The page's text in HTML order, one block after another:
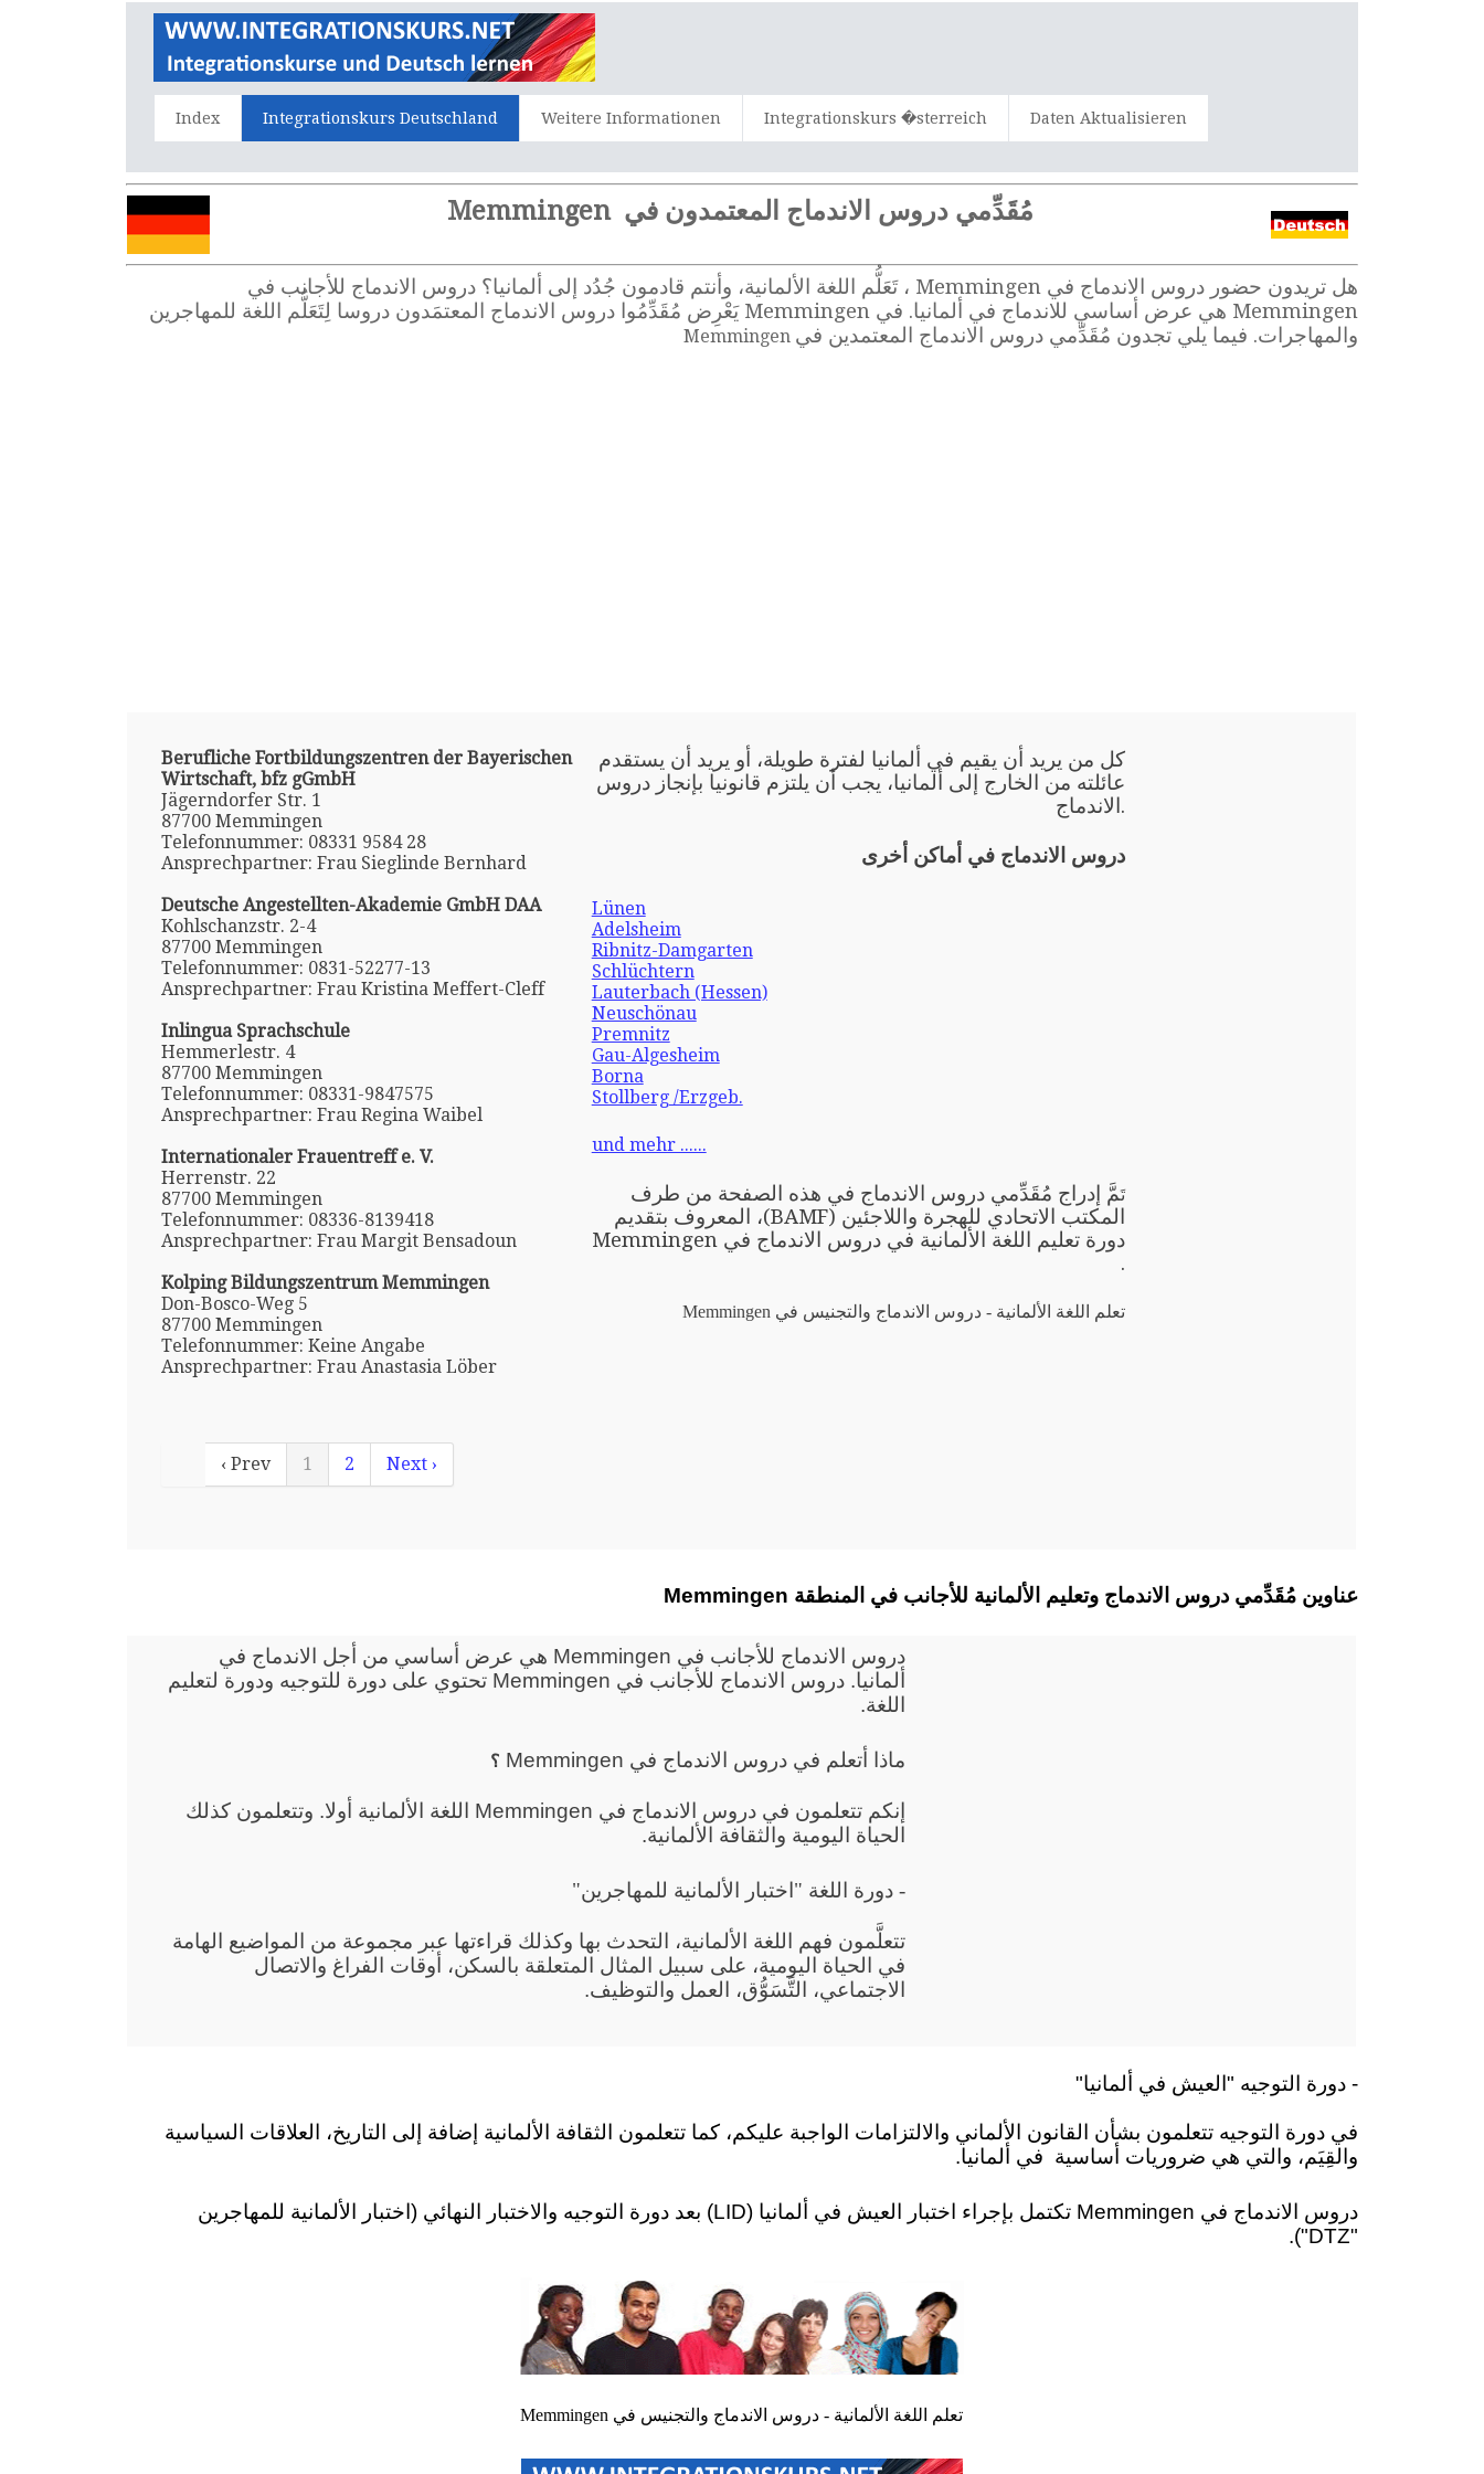
Index Integrationskurs Deutschland Weitere Informationen Integrationskurs �sterreich Daten Aktualisieren
مُقَدِّمي دروس الاندماج المعتمدون في Memmingen
هل تريدون حضور دروس الاندماج في Memmingen ، تَعَلُّم اللغة الألمانية، وأنتم قادمون جُدُد إلى ألمانيا؟ دروس الاندماج للأجانب في
Memmingen هي عرض أساسي للاندماج في ألمانيا. في Memmingen يَعْرِض مُقَدِّمُوا دروس الاندماج المعتمَدون دروسا لِتَعَلُّم اللغة للمهاجرين
والمهاجرات. فيما يلي تجدون مُقَدِّمي دروس الاندماج المعتمدين في Memmingen
Berufliche Fortbildungszentren der Bayerischen
Wirtschaft, bfz gGmbH
Jägerndorfer Str. 1
87700 Memmingen
Telefonnummer: 08331 9584 28
Ansprechpartner: Frau Sieglinde Bernhard
Deutsche Angestellten-Akademie GmbH DAA
Kohlschanzstr. 2-4
87700 Memmingen
Telefonnummer: 0831-52277-13
Ansprechpartner: Frau Kristina Meffert-Cleff
Inlingua Sprachschule
Hemmerlestr. 4
87700 Memmingen
Telefonnummer: 08331-9847575
Ansprechpartner: Frau Regina Waibel
Internationaler Frauentreff e. V.
Herrenstr. 22
87700 Memmingen
Telefonnummer: 08336-8139418
Ansprechpartner: Frau Margit Bensadoun
Kolping Bildungszentrum Memmingen
Don-Bosco-Weg 5
87700 Memmingen
Telefonnummer: Keine Angabe
Ansprechpartner: Frau Anastasia Löber
‹ Prev 1 2 Next ›
كل من يريد أن يقيم في ألمانيا لفترة طويلة، أو يريد أن يستقدم
عائلته من الخارج إلى ألمانيا، يجب أن يلتزم قانونيا بإنجاز دروس
الاندماج.
دروس الاندماج في أماكن أخرى
Lünen
Adelsheim
Ribnitz-Damgarten
Schlüchtern
Lauterbach (Hessen)
Neuschönau
Premnitz
Gau-Algesheim
Borna
Stollberg /Erzgeb.
und mehr ......
تَمَّ إدراج مُقَدِّمي دروس الاندماج في هذه الصفحة من طرف
المكتب الاتحادي للهجرة واللاجئين (BAMF)، المعروف بتقديم
دورة تعليم اللغة الألمانية في دروس الاندماج في Memmingen
.
تعلم اللغة الألمانية - دروس الاندماج والتجنيس في Memmingen
Memmingen عناوين مُقَدِّمي دروس الاندماج وتعليم الألمانية للأجانب في المنطقة
دروس الاندماج للأجانب في Memmingen هي عرض أساسي من أجل الاندماج في
ألمانيا. دروس الاندماج للأجانب في Memmingen تحتوي على دورة للتوجيه ودورة لتعليم
اللغة.
ماذا أتعلم في دروس الاندماج في Memmingen ؟
إنكم تتعلمون في دروس الاندماج في Memmingen اللغة الألمانية أولا. وتتعلمون كذلك
الحياة اليومية والثقافة الألمانية.
- دورة اللغة "اختبار الألمانية للمهاجرين"
تتعلَّمون فهم اللغة الألمانية، التحدث بها وكذلك قراءتها عبر مجموعة من المواضيع الهامة
في الحياة اليومية، على سبيل المثال المتعلقة بالسكن، أوقات الفراغ والاتصال
الاجتماعي، التَّسَوُّق، العمل والتوظيف.
- دورة التوجيه "العيش في ألمانيا"
في دورة التوجيه تتعلمون بشأن القانون الألماني والالتزامات الواجبة عليكم، كما تتعلمون الثقافة الألمانية إضافة إلى التاريخ، العلاقات السياسية
والقِيَم، والتي هي ضروريات أساسية في ألمانيا.
دروس الاندماج في Memmingen تكتمل بإجراء اختبار العيش في ألمانيا (LID) بعد دورة التوجيه والاختبار النهائي (اختبار الألمانية للمهاجرين
"DTZ").
تعلم اللغة الألمانية - دروس الاندماج والتجنيس في Memmingen